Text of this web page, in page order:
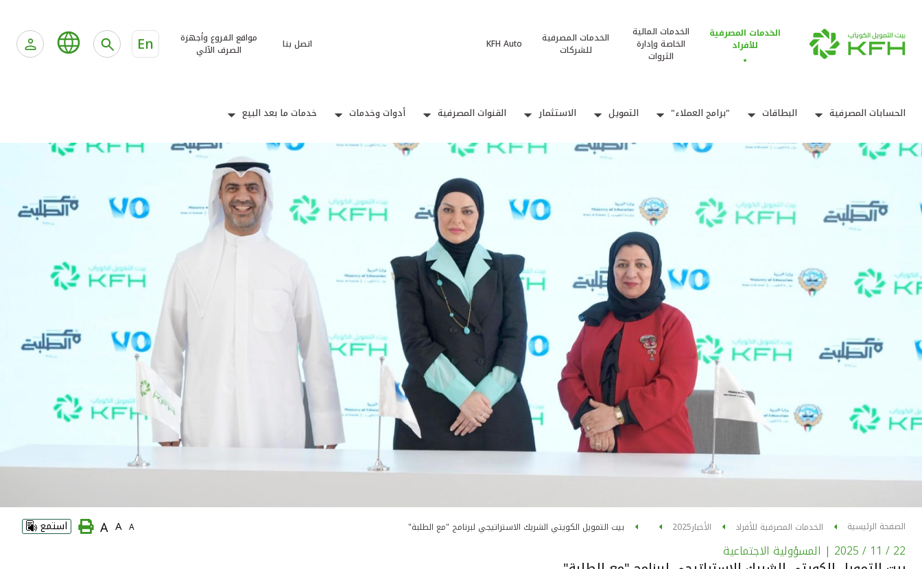
الخدمات المصرفية
للأفراد
الخدمات المالية
الخاصة وإدارة
الثروات
الخدمات المصرفية
للشركات
KFH Auto اتصل بنا
مواقع الفروع وأجهزة
الصرف الآلي
En
الحسابات المصرفية البطاقات "برامج العملاء" التمويل الاستثمار القنوات المصرفية أدوات وخدمات خدمات ما بعد البيع
الصفحة الرئيسية الخدمات المصرفية للأفراد الأخبار2025 بيت التمويل الكويتي الشريك الاستراتيجي لبرنامج "مع الطلبة" A
A
A استمع
22 / 11 / 2025 | المسؤولية الاجتماعية